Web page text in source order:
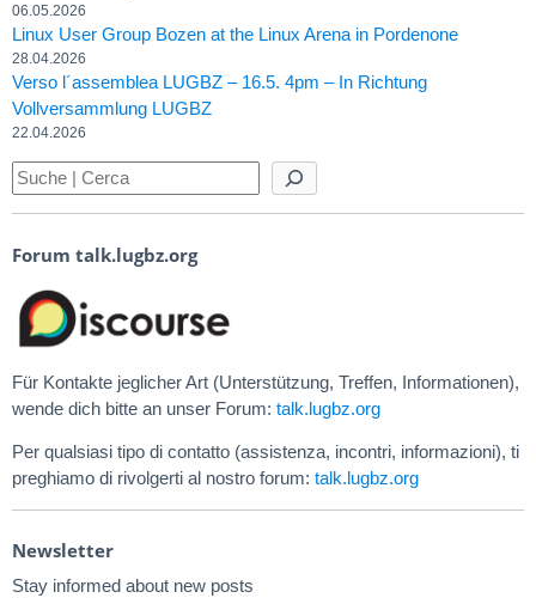
06.05.2026
Linux User Group Bozen at the Linux Arena in Pordenone
28.04.2026
Verso l´assemblea LUGBZ – 16.5. 4pm – In Richtung
Vollversammlung LUGBZ
22.04.2026
Forum talk.lugbz.org
Für Kontakte jeglicher Art (Unterstützung, Treffen, Informationen),
wende dich bitte an unser Forum: talk.lugbz.org
Per qualsiasi tipo di contatto (assistenza, incontri, informazioni), ti
preghiamo di rivolgerti al nostro forum: talk.lugbz.org
Newsletter
Stay informed about new posts